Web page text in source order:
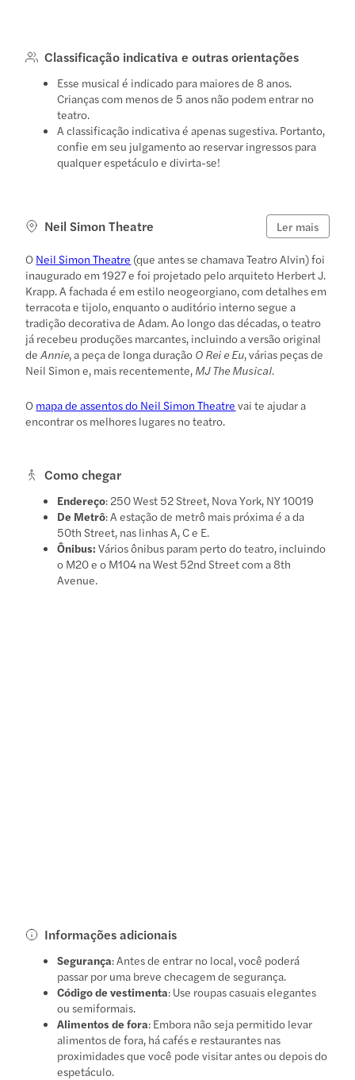
Classificação indicativa e outras orientações
Esse musical é indicado para maiores de 8 anos.
Crianças com menos de 5 anos não podem entrar no
teatro.
A classificação indicativa é apenas sugestiva. Portanto,
confie em seu julgamento ao reservar ingressos para
qualquer espetáculo e divirta-se!
Neil Simon Theatre Ler mais
O Neil Simon Theatre (que antes se chamava Teatro Alvin) foi
inaugurado em 1927 e foi projetado pelo arquiteto Herbert J.
Krapp. A fachada é em estilo neogeorgiano, com detalhes em
terracota e tijolo, enquanto o auditório interno segue a
tradição decorativa de Adam. Ao longo das décadas, o teatro
já recebeu produções marcantes, incluindo a versão original
deAnnie, a peça de longa duração O Rei e Eu, várias peças de
Neil Simon e, mais recentemente, MJ The Musical.
O mapa de assentos do Neil Simon Theatre vai te ajudar a
encontrar os melhores lugares no teatro.
Como chegar
Endereço: 250 West 52 Street, Nova York, NY 10019
De Metrô: A estação de metrô mais próxima é a da
50th Street, nas linhas A, C e E.
Ônibus: Vários ônibus param perto do teatro, incluindo
o M20 e o M104 na West 52nd Street com a 8th
Avenue.
Informações adicionais
Segurança: Antes de entrar no local, você poderá
passar por uma breve checagem de segurança.
Código de vestimenta: Use roupas casuais elegantes
ou semiformais.
Alimentos de fora: Embora não seja permitido levar
alimentos de fora, há cafés e restaurantes nas
proximidades que você pode visitar antes ou depois do
espetáculo.